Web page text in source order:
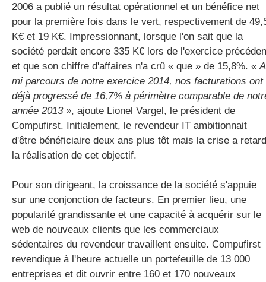
2006 a publié un résultat opérationnel et un bénéfice net
pour la première fois dans le vert, respectivement de
K€ et 19 K€. Impressionnant, lorsque l'on sait que la
société perdait encore 335 K€ lors de l'exercice
et que son chiffre d'affaires n'a crû « que » de 15,8%. « A
mi parcours de notre exercice 2014, nos facturations ont
déjà progressé de 16,7% à périmètre comparable de
année 2013 », ajoute Lionel Vargel, le président de
Compufirst. Initialement, le revendeur IT ambitionnait
d'être bénéficiaire deux ans plus tôt mais la crise a
la réalisation de cet objectif.
Pour son dirigeant, la croissance de la société s'appuie
sur une conjonction de facteurs. En premier lieu, une
popularité grandissante et une capacité à acquérir sur le
web de nouveaux clients que les commerciaux
sédentaires du revendeur travaillent ensuite. Compufirst
revendique à l'heure actuelle un portefeuille de 13 000
entreprises et dit ouvrir entre 160 et 170 nouveaux